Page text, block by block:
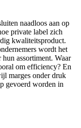
naadloos aan op
private label zich
kwaliteitsproduct.
wordt het
assortiment. Waar
om efficiency? En
marges onder druk
gevoerd worden in